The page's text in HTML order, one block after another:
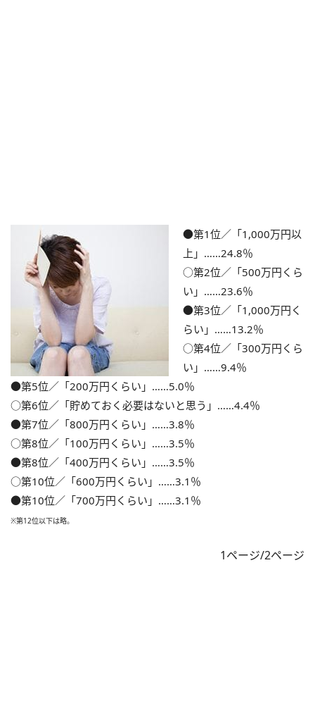
●第1位／「1,000万円以
上」……24.8％
○第2位／「500万円くら
い」……23.6％
●第3位／「1,000万円く
らい」……13.2％
○第4位／「300万円くら
い」……9.4％
●第5位／「200万円くらい」……5.0％
○第6位／「貯めておく必要はないと思う」……4.4％
●第7位／「800万円くらい」……3.8％
○第8位／「100万円くらい」……3.5％
●第8位／「400万円くらい」……3.5％
○第10位／「600万円くらい」……3.1％
●第10位／「700万円くらい」……3.1％
※第12位以下は略。
1ページ/2ページ